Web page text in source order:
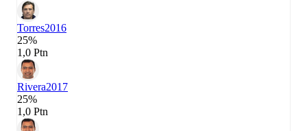
Torres2016
25%
1,0 Ptn
Rivera2017
25%
1,0 Ptn